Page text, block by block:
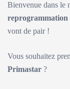
Bienvenue dans le
reprogrammation
vont de pair !
Vous souhaitez
Primastar ?